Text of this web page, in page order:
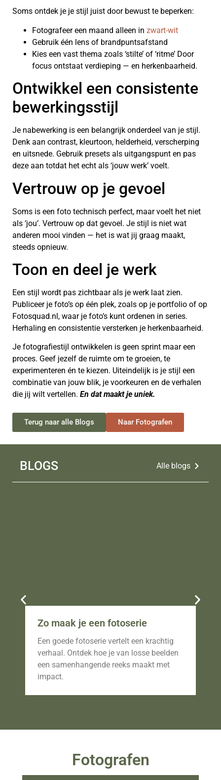
Soms ontdek je je stijl juist door bewust te beperken:
Fotografeer een maand alleen in zwart-wit
Gebruik één lens of brandpuntsafstand
Kies een vast thema zoals ‘stilte’ of ‘ritme’ Door
focus ontstaat verdieping — en herkenbaarheid.
Ontwikkel een consistente
bewerkingsstijl
Je nabewerking is een belangrijk onderdeel van je stijl.
Denk aan contrast, kleurtoon, helderheid, verscherping
en uitsnede. Gebruik presets als uitgangspunt en pas
deze aan totdat het echt als ‘jouw werk’ voelt.
Vertrouw op je gevoel
Soms is een foto technisch perfect, maar voelt het niet
als ‘jou’. Vertrouw op dat gevoel. Je stijl is niet wat
anderen mooi vinden — het is wat jij graag maakt,
steeds opnieuw.
Toon en deel je werk
Een stijl wordt pas zichtbaar als je werk laat zien.
Publiceer je foto’s op één plek, zoals op je portfolio of op
Fotosquad.nl, waar je foto’s kunt ordenen in series.
Herhaling en consistentie versterken je herkenbaarheid.
Je fotografiestijl ontwikkelen is geen sprint maar een
proces. Geef jezelf de ruimte om te groeien, te
experimenteren én te kiezen. Uiteindelijk is je stijl een
combinatie van jouw blik, je voorkeuren en de verhalen
die jij wilt vertellen. En dat maakt je uniek.
Terug naar alle Blogs Naar Fotografen
BLOGS Alle blogs
Zo maak je een fotoserie
Een goede fotoserie vertelt een krachtig
verhaal. Ontdek hoe je van losse beelden
een samenhangende reeks maakt met
impact.
Fotografen